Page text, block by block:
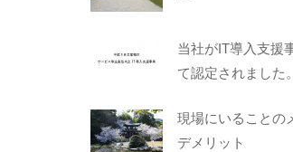
当社がIT導入支援
て認定されました。
現場にいることの
デメリット